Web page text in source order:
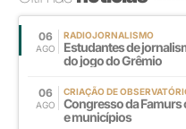
06
AGO
RADIOJORNALISMO
Estudantes de
do jogo do Grêmio
06
AGO
CRIAÇÃO DE
Congresso da Famurs
e municípios